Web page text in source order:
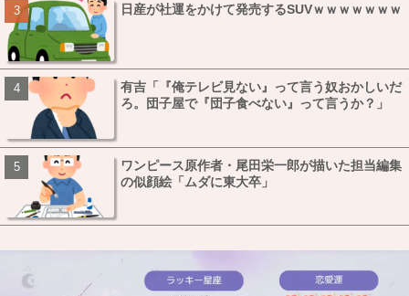
日産が社運をかけて発売するSUVｗｗｗｗｗｗｗ
有吉「『俺テレビ見ない』って言う奴おかしいだ
ろ。団子屋で『団子食べない』って言うか？」
ワンピース原作者・尾田栄一郎が描いた担当編集
の似顔絵「ムダに東大卒」